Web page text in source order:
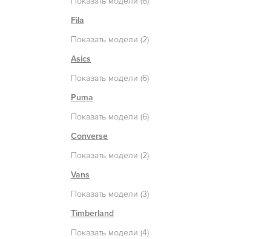
Fila
Показать модели (2)
Asics
Показать модели (6)
Puma
Показать модели (6)
Converse
Показать модели (2)
Vans
Показать модели (3)
Timberland
Показать модели (4)